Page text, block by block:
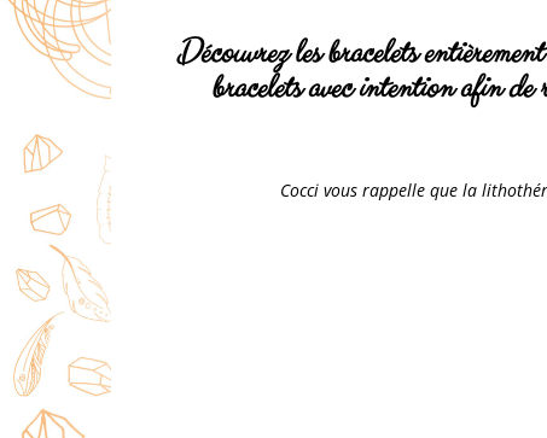
Découvrez les bracelets
bracelets avec intention afin de
Cocci vous rappelle que la